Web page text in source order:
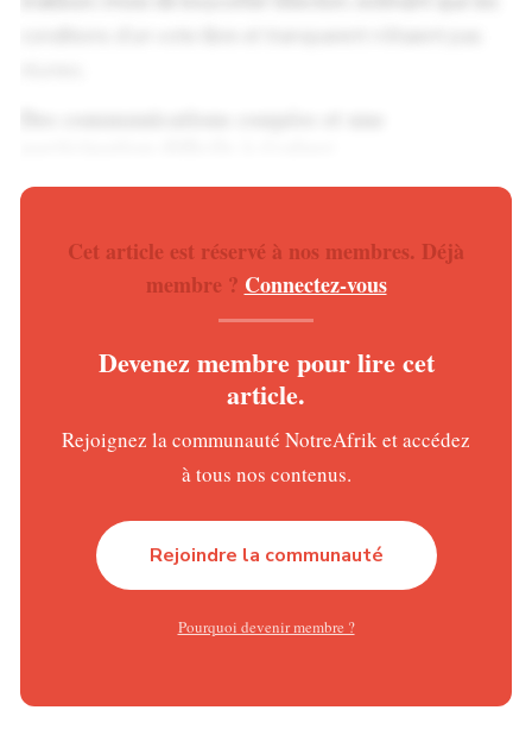
La participation nationale reste difficile à mesurer. Les
l’aube du jour du vote, compliquant la circulation de
l’information à travers le pays. Cette coupure a notamment
vision globale de la mobilisation électorale en dehors de
Téléchargez
À Brazzaville, la journée électorale s’est déroulée dans
une atmosphère calme mais marquée par une faible
affluence. Les rues de la capitale étaient presque désertes,
pas d’un laissez-passer. Commerces et églises sont restés
Cet article est réservé à nos membres. Déjà
membre ? Connectez-vous
Devenez membre pour lire cet
article.
Rejoignez la communauté NotreAfrik et accédez
à tous nos contenus.
Rejoindre la communauté
Pourquoi devenir membre ?